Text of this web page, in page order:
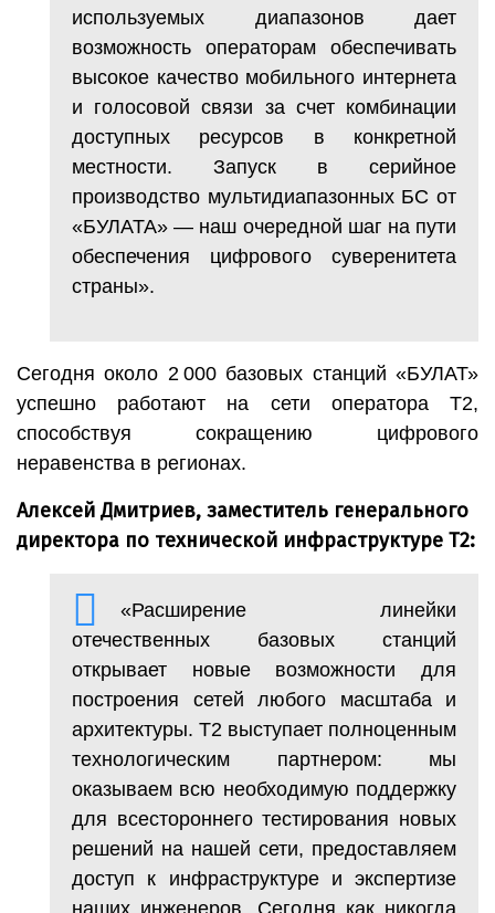
используемых диапазонов дает
возможность операторам обеспечивать
высокое качество мобильного интернета
и голосовой связи за счет комбинации
доступных ресурсов в конкретной
местности. Запуск в серийное
производство мультидиапазонных БС от
«БУЛАТА» — наш очередной шаг на пути
обеспечения цифрового суверенитета
страны».
Сегодня около 2 000 базовых станций «БУЛАТ»
успешно работают на сети оператора Т2,
способствуя сокращению цифрового
неравенства в регионах.
Алексей Дмитриев, заместитель генерального
директора по технической инфраструктуре Т2:
«Расширение линейки
отечественных базовых станций
открывает новые возможности для
построения сетей любого масштаба и
архитектуры. Т2 выступает полноценным
технологическим партнером: мы
оказываем всю необходимую поддержку
для всестороннего тестирования новых
решений на нашей сети, предоставляем
доступ к инфраструктуре и экспертизе
наших инженеров. Сегодня как никогда